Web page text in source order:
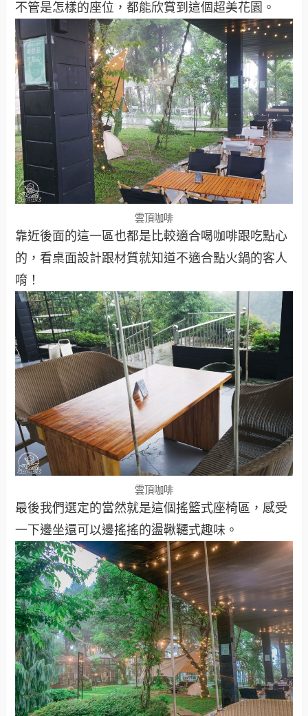
不管是怎樣的座位，都能欣賞到這個超美花園。
雲頂咖啡
靠近後面的這一區也都是比較適合喝咖啡跟吃點心
的，看桌面設計跟材質就知道不適合點火鍋的客人
唷！
雲頂咖啡
最後我們選定的當然就是這個搖籃式座椅區，感受
一下邊坐還可以邊搖搖的盪鞦韆式趣味。